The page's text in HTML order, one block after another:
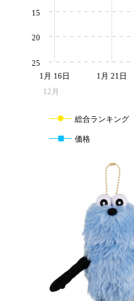
12月
1月 16日 1月 21日
15
20
25
総合ランキング
価格